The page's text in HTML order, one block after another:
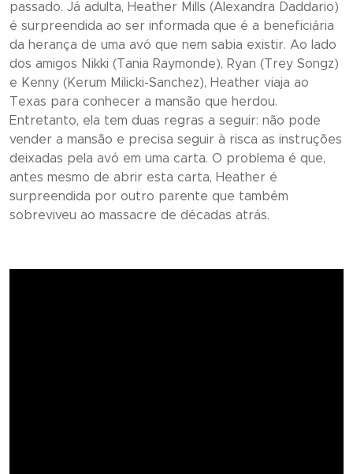
passado. Já adulta, Heather Mills (Alexandra Daddario)
é surpreendida ao ser informada que é a beneficiária
da herança de uma avó que nem sabia existir. Ao lado
dos amigos Nikki (Tania Raymonde), Ryan (Trey Songz)
e Kenny (Kerum Milicki-Sanchez), Heather viaja ao
Texas para conhecer a mansão que herdou.
Entretanto, ela tem duas regras a seguir: não pode
vender a mansão e precisa seguir à risca as instruções
deixadas pela avó em uma carta. O problema é que,
antes mesmo de abrir esta carta, Heather é
surpreendida por outro parente que também
sobreviveu ao massacre de décadas atrás.